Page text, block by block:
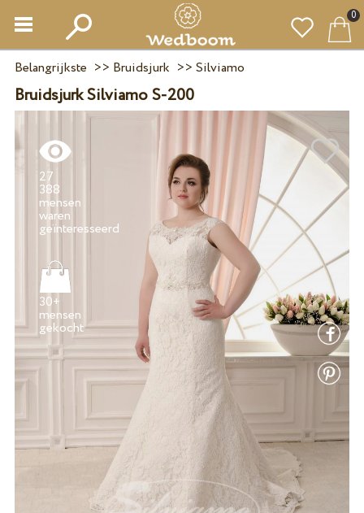
0
Belangrijkste >> Bruidsjurk >> Silviamo
Bruidsjurk Silviamo S-200
27
388
mensen
waren
30+
mensen